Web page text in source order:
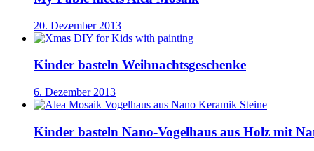
20. Dezember 2013
Kinder basteln Weihnachtsgeschenke
6. Dezember 2013
Kinder basteln Nano-Vogelhaus aus Holz mit